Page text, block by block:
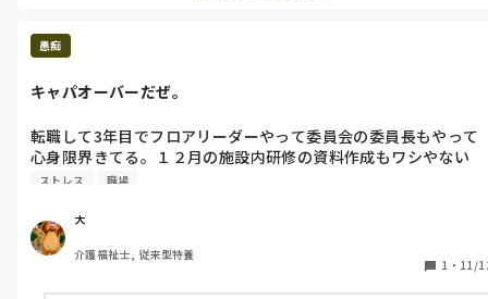
愚痴
キャパオーバーだぜ。
転職して3年目でフロアリーダーやって委員会の委員長もやって
心身限界きてる。１２月の施設内研修の資料作成もワシやない
か。。。
ストレス 職場
大
介護福祉士, 従来型特養
1 ・ 11/